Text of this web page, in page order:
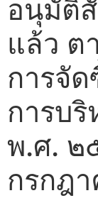
อนุมัติ
แล้ว ต
การจั
การบ
พ.ศ. ๒
กรกฎ